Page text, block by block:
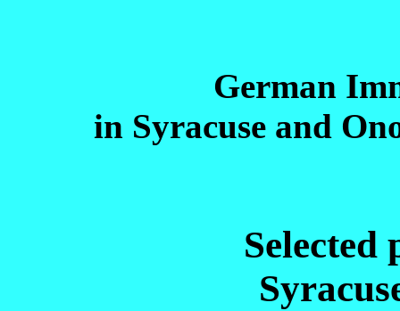
German
in Syracuse and
Selected